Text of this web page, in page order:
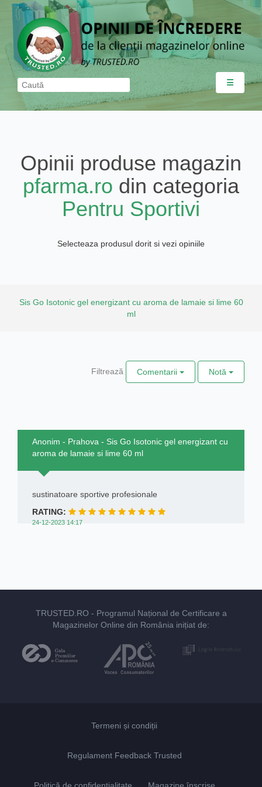
☰
Opinii produse magazin
pfarma.ro din categoria
Pentru Sportivi
Selecteaza produsul dorit si vezi opiniile
Sis Go Isotonic gel energizant cu aroma de lamaie si lime 60
ml
Filtrează Comentarii Notă
Anonim - Prahova - Sis Go Isotonic gel energizant cu
aroma de lamaie si lime 60 ml
sustinatoare sportive profesionale
RATING:
24-12-2023 14:17
TRUSTED.RO - Programul Național de Certificare a
Magazinelor Online din România inițiat de:
Termeni și condiții
Regulament Feedback Trusted